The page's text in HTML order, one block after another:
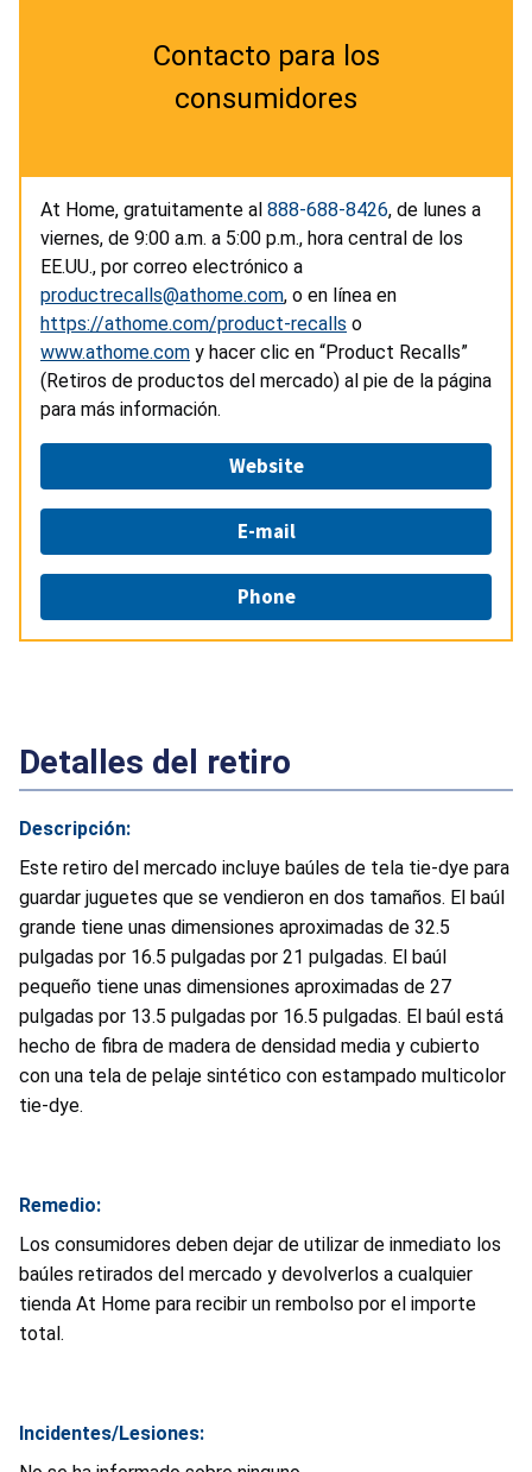
Contacto para los
consumidores
At Home, gratuitamente al 888-688-8426, de lunes a
viernes, de 9:00 a.m. a 5:00 p.m., hora central de los
EE.UU., por correo electrónico a
productrecalls@athome.com, o en línea en
https://athome.com/product-recalls o
www.athome.com y hacer clic en “Product Recalls”
(Retiros de productos del mercado) al pie de la página
para más información.
Website
E-mail
Phone
Detalles del retiro
Descripción:
Este retiro del mercado incluye baúles de tela tie-dye para
guardar juguetes que se vendieron en dos tamaños. El baúl
grande tiene unas dimensiones aproximadas de 32.5
pulgadas por 16.5 pulgadas por 21 pulgadas. El baúl
pequeño tiene unas dimensiones aproximadas de 27
pulgadas por 13.5 pulgadas por 16.5 pulgadas. El baúl está
hecho de fibra de madera de densidad media y cubierto
con una tela de pelaje sintético con estampado multicolor
tie-dye.
Remedio:
Los consumidores deben dejar de utilizar de inmediato los
baúles retirados del mercado y devolverlos a cualquier
tienda At Home para recibir un rembolso por el importe
total.
Incidentes/Lesiones: